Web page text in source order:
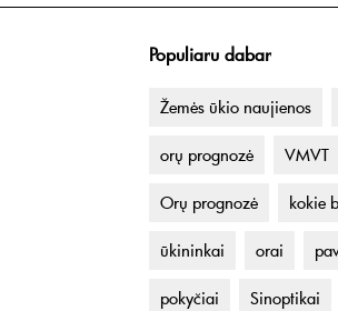
Populiaru dabar
Žemės ūkio naujienos
orų prognozė VMVT
Orų prognozė kokie
ūkininkai orai
pokyčiai Sinoptikai